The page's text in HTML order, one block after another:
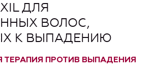
ДЛЯ
ВОЛОС,
К ВЫПАДЕНИЮ
ТЕРАПИЯ ПРОТИВ ВЫПАДЕНИЯ